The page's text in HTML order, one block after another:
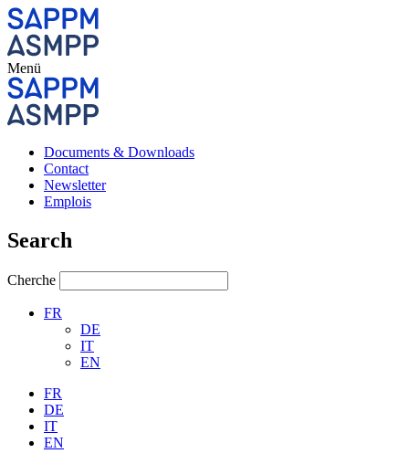
Menü
Documents & Downloads
Contact
Newsletter
Emplois
Search
Cherche
FR
DE
IT
EN
FR
DE
IT
EN